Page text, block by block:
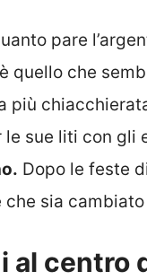
pare
quello che
più
sue liti con gli
Dopo le feste
sia
al centro